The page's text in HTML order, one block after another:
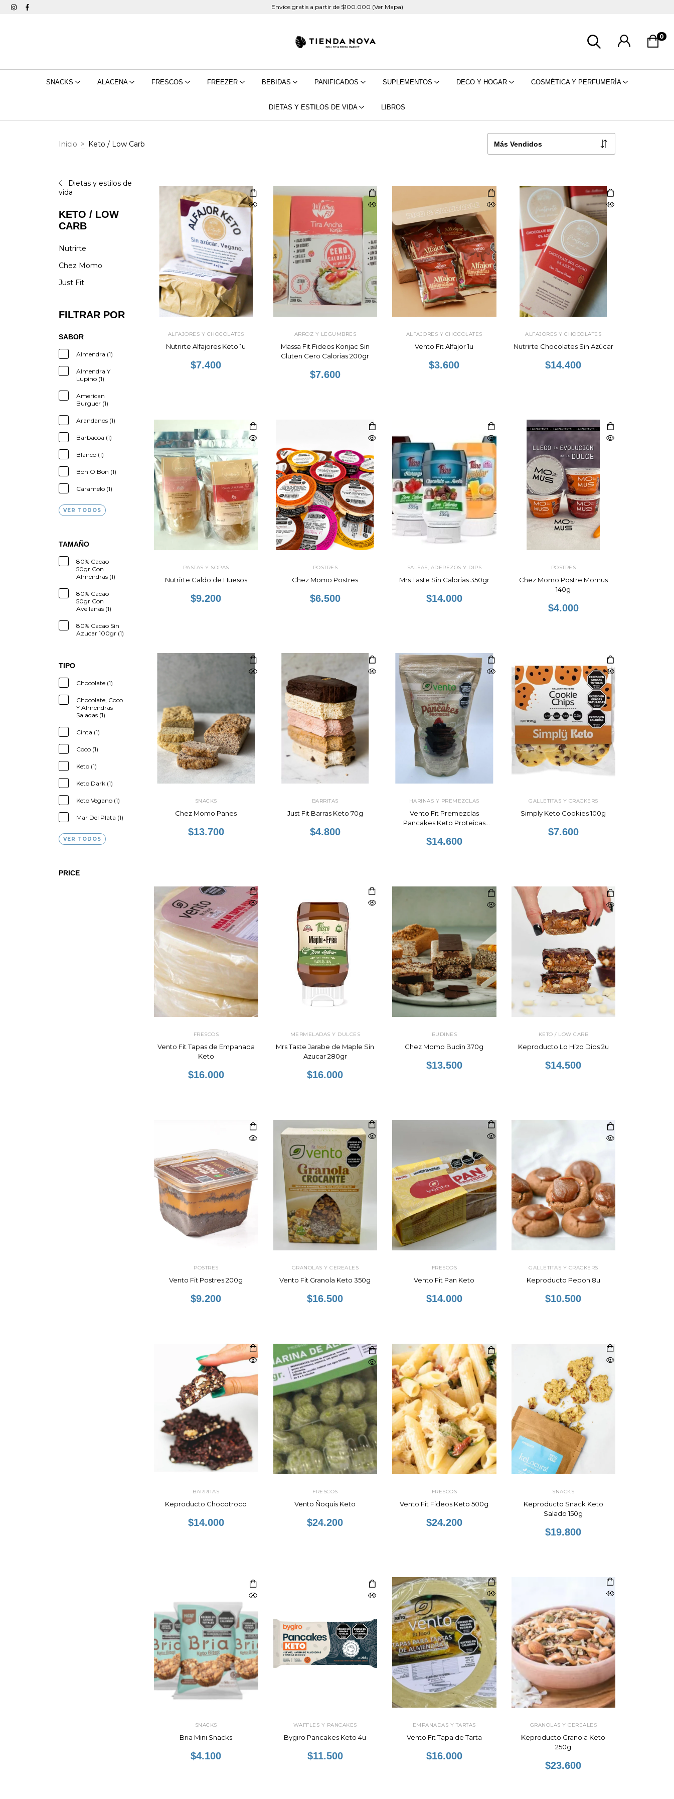
Envíos gratis a partir de $100.000 (Ver Mapa)
0
SNACKS ALACENA FRESCOS FREEZER BEBIDAS PANIFICADOS SUPLEMENTOS DECO Y HOGAR COSMÉTICA Y PERFUMERÍA
DIETAS Y ESTILOS DE VIDA LIBROS
Inicio > Keto / Low Carb
Dietas y estilos de
vida
KETO / LOW
CARB
Nutrirte
Chez Momo
Just Fit
FILTRAR POR
SABOR
Almendra (1)
Almendra Y
Lupino (1)
American
Burguer (1)
Arandanos (1)
Barbacoa (1)
Blanco (1)
Bon O Bon (1)
Caramelo (1)
VER TODOS
TAMAÑO
80% Cacao
50gr Con
Almendras (1)
80% Cacao
50gr Con
Avellanas (1)
80% Cacao Sin
Azucar 100gr (1)
TIPO
Chocolate (1)
Chocolate, Coco
Y Almendras
Saladas (1)
Cinta (1)
Coco (1)
Keto (1)
Keto Dark (1)
Keto Vegano (1)
Mar Del Plata (1)
VER TODOS
PRICE
ALFAJORES Y CHOCOLATES
Nutrirte Alfajores Keto 1u
$7.400
ARROZ Y LEGUMBRES
Massa Fit Fideos Konjac Sin
Gluten Cero Calorias 200gr
$7.600
ALFAJORES Y CHOCOLATES
Vento Fit Alfajor 1u
$3.600
ALFAJORES Y CHOCOLATES
Nutrirte Chocolates Sin Azúcar
$14.400
PASTAS Y SOPAS
Nutrirte Caldo de Huesos
$9.200
POSTRES
Chez Momo Postres
$6.500
SALSAS, ADEREZOS Y DIPS
Mrs Taste Sin Calorias 350gr
$14.000
POSTRES
Chez Momo Postre Momus
140g
$4.000
SNACKS
Chez Momo Panes
$13.700
BARRITAS
Just Fit Barras Keto 70g
$4.800
HARINAS Y PREMEZCLAS
Vento Fit Premezclas
Pancakes Keto Proteicas
$14.600
GALLETITAS Y CRACKERS
Simply Keto Cookies 100g
$7.600
FRESCOS
Vento Fit Tapas de Empanada
Keto
$16.000
MERMELADAS Y DULCES
Mrs Taste Jarabe de Maple Sin
Azucar 280gr
$16.000
BUDINES
Chez Momo Budin 370g
$13.500
KETO / LOW CARB
Keproducto Lo Hizo Dios 2u
$14.500
POSTRES
Vento Fit Postres 200g
$9.200
GRANOLAS Y CEREALES
Vento Fit Granola Keto 350g
$16.500
FRESCOS
Vento Fit Pan Keto
$14.000
GALLETITAS Y CRACKERS
Keproducto Pepon 8u
$10.500
BARRITAS
Keproducto Chocotroco
$14.000
FRESCOS
Vento Ñoquis Keto
$24.200
FRESCOS
Vento Fit Fideos Keto 500g
$24.200
SNACKS
Keproducto Snack Keto
Salado 150g
$19.800
SNACKS
Bria Mini Snacks
$4.100
WAFFLES Y PANCAKES
Bygiro Pancakes Keto 4u
$11.500
EMPANADAS Y TARTAS
Vento Fit Tapa de Tarta
$16.000
GRANOLAS Y CEREALES
Keproducto Granola Keto
250g
$23.600